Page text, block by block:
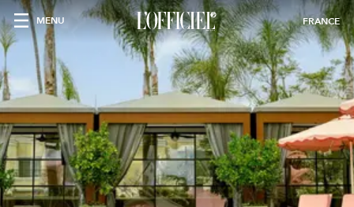
MENU FRANCE